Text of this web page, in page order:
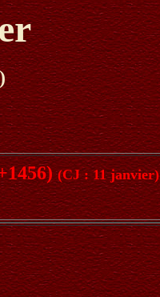
(CJ : 11 janvier)